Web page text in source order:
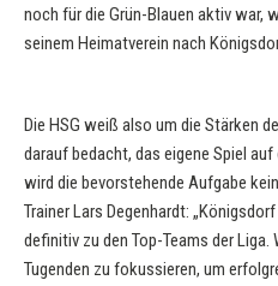
noch für die Grün-Blauen aktiv war,
seinem Heimatverein nach
Die HSG weiß also um die Stärken
darauf bedacht, das eigene Spiel
wird die bevorstehende Aufgabe
Trainer Lars Degenhardt:
definitiv zu den Top-Teams der Liga.
Tugenden zu fokussieren, um